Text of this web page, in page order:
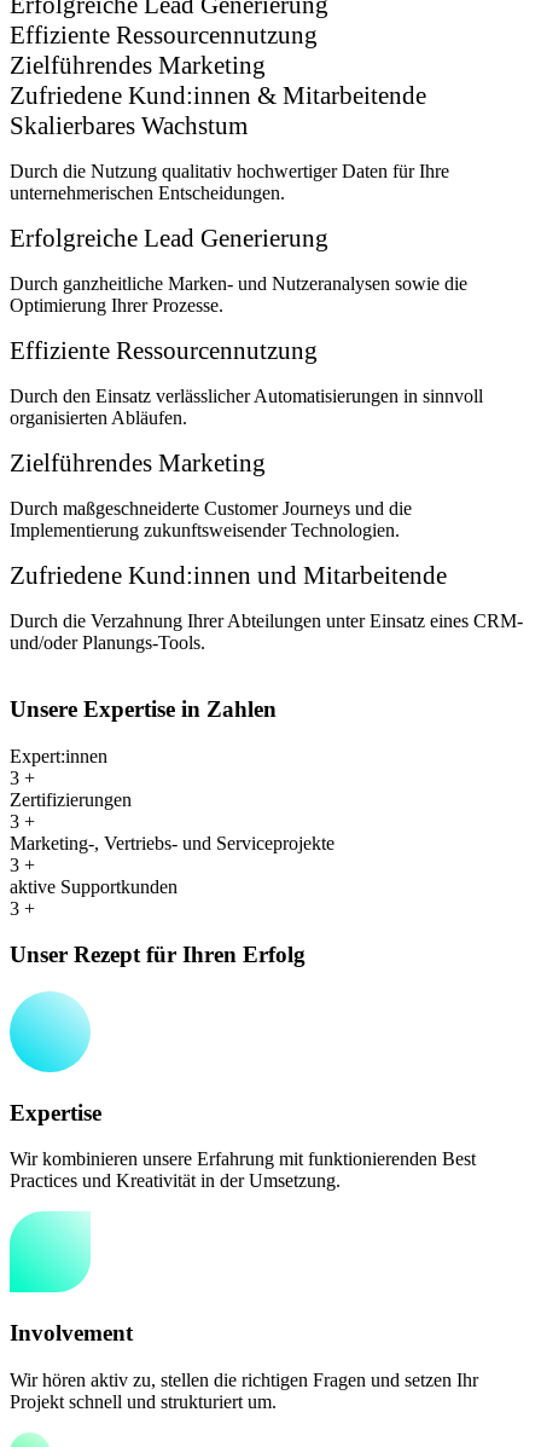
Effiziente Ressourcennutzung
Zielführendes Marketing
Zufriedene Kund:innen & Mitarbeitende
Skalierbares Wachstum​
Durch die Nutzung qualitativ hochwertiger Daten für Ihre
unternehmerischen Entscheidungen.
Erfolgreiche Lead Generierung
Durch ganzheitliche Marken- und Nutzeranalysen sowie die
Optimierung Ihrer Prozesse.
Effiziente Ressourcennutzung
Durch den Einsatz verlässlicher Automatisierungen in sinnvoll
organisierten Abläufen.
Zielführendes Marketing
Durch maßgeschneiderte Customer Journeys und die
Implementierung zukunftsweisender Technologien.
Zufriedene Kund:innen und Mitarbeitende
Durch die Verzahnung Ihrer Abteilungen unter Einsatz eines CRM-
und/oder Planungs-Tools.
Unsere Expertise in Zahlen
Expert:innen
3 +
Zertifizierungen
3 +
Marketing-, Vertriebs- und Serviceprojekte
3 +
aktive Supportkunden
3 +
Unser Rezept für Ihren Erfolg
Expertise
Wir kombinieren unsere Erfahrung mit funktionierenden Best
Practices und Kreativität in der Umsetzung.
Involvement
Wir hören aktiv zu, stellen die richtigen Fragen und setzen Ihr
Projekt schnell und strukturiert um.